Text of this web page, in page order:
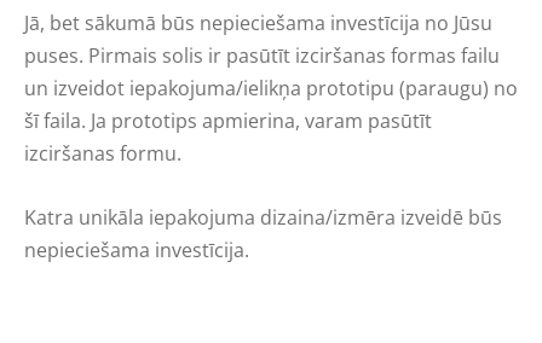
Jā, bet sākumā būs nepieciešama investīcija no Jūsu
puses. Pirmais solis ir pasūtīt izciršanas formas failu
un izveidot iepakojuma/ielikņa prototipu (paraugu) no
šī faila. Ja prototips apmierina, varam pasūtīt
izciršanas formu.
Katra unikāla iepakojuma dizaina/izmēra izveidē būs
nepieciešama investīcija.